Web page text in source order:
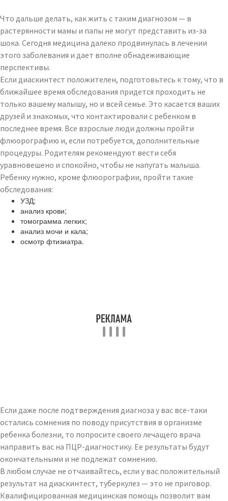
Что дальше делать, как жить с таким диагнозом — в
растерянности мамы и папы не могут представить из-за
шока. Сегодня медицина далеко продвинулась в лечении
этого заболевания и дает вполне обнадеживающие
перспективы.
Если диаскинтест положителен, подготовьтесь к тому, что в
ближайшее время обследования придется проходить не
только вашему малышу, но и всей семье. Это касается ваших
друзей и знакомых, что контактировали с ребенком в
последнее время. Все взрослые люди должны пройти
флюорографию и, если потребуется, дополнительные
процедуры. Родителям рекомендуют вести себя
уравновешено и спокойно, чтобы не напугать малыша.
Ребенку нужно, кроме флюорографии, пройти такие
обследования:
УЗД;
анализ крови;
томограмма легких;
анализ мочи и кала;
осмотр фтизиатра.
Если даже после подтверждения диагноза у вас все-таки
остались сомнения по поводу присутствия в организме
ребенка болезни, то попросите своего лечащего врача
направить вас на ПЦР-диагностику. Ее результаты будут
окончательными и не подлежат сомнению.
В любом случае не отчаивайтесь, если у вас положительный
результат на диаскинтест, туберкулез — это не приговор.
Квалифицированная медицинская помощь позволит вам